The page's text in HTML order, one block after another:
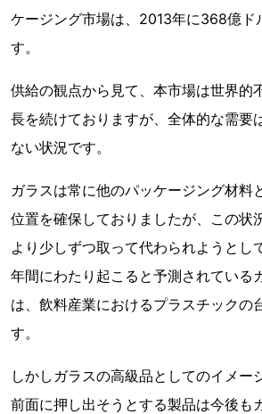
ケージング市場は、2013年に368億ド
す。
供給の観点から見て、本市場は世界的
長を続けておりますが、全体的な需要
ない状況です。
ガラスは常に他のパッケージング材料
位置を確保しておりましたが、この状
より少しずつ取って代わられようとし
年間にわたり起こると予測されている
は、飲料産業におけるプラスチックの
す。
しかしガラスの高級品としてのイメー
前面に押し出そうとする製品は今後も